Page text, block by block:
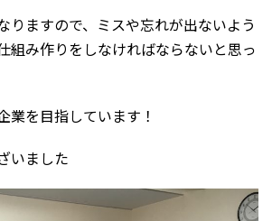
りますので、ミスや忘れが出ないよう
組み作りをしなければならないと思っ
業を目指しています！
いました